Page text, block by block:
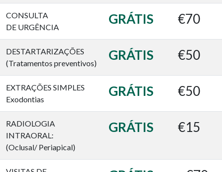
CONSULTA
DE URGÊNCIA
GRÁTIS €70
DESTARTARIZAÇÕES
(Tratamentos preventivos)
GRÁTIS €50
EXTRAÇÕES SIMPLES
Exodontias
GRÁTIS €50
RADIOLOGIA
INTRAORAL:
(Oclusal/ Periapical)
GRÁTIS €15